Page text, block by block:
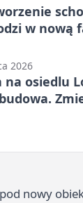
w nową
2026
na osiedlu
nowy